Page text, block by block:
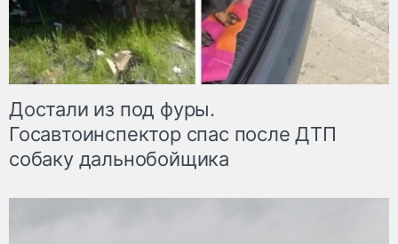
Достали из под фуры.
Госавтоинспектор спас после ДТП
собаку дальнобойщика